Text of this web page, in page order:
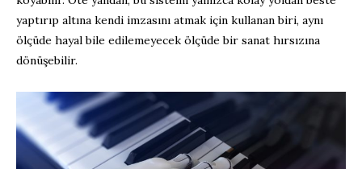
yaptırıp altına kendi imzasını atmak için kullanan biri, aynı
ölçüde hayal bile edilemeyecek ölçüde bir sanat hırsızına
dönüşebilir.